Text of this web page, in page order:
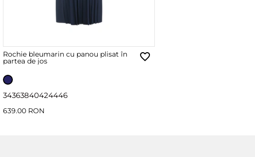
Rochie bleumarin cu panou plisat în
partea de jos
34363840424446
639.00 RON